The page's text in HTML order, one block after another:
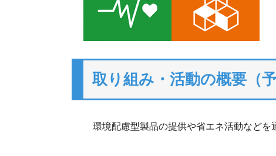
取り組み・活動の概要（
環境配慮型製品の提供や省エネ活動などを